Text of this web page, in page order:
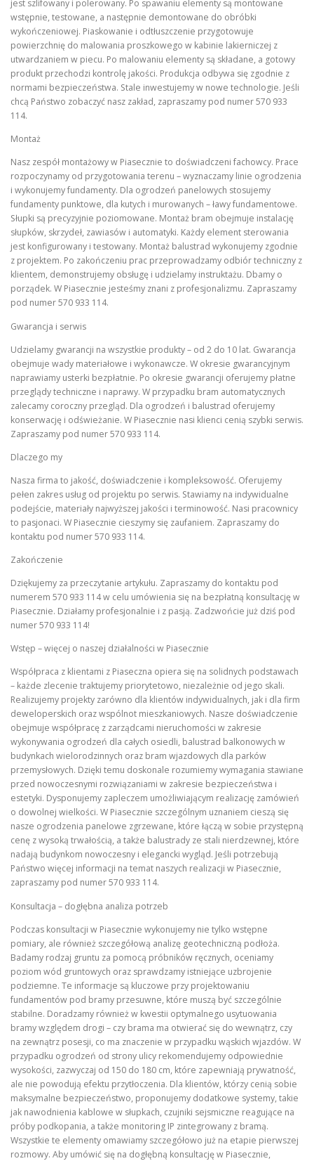
jest szlifowany i polerowany. Po spawaniu elementy są montowane
wstępnie, testowane, a następnie demontowane do obróbki
wykończeniowej. Piaskowanie i odtłuszczenie przygotowuje
powierzchnię do malowania proszkowego w kabinie lakierniczej z
utwardzaniem w piecu. Po malowaniu elementy są składane, a gotowy
produkt przechodzi kontrolę jakości. Produkcja odbywa się zgodnie z
normami bezpieczeństwa. Stale inwestujemy w nowe technologie. Jeśli
chcą Państwo zobaczyć nasz zakład, zapraszamy pod numer 570 933
114.
Montaż
Nasz zespół montażowy w Piasecznie to doświadczeni fachowcy. Prace
rozpoczynamy od przygotowania terenu – wyznaczamy linie ogrodzenia
i wykonujemy fundamenty. Dla ogrodzeń panelowych stosujemy
fundamenty punktowe, dla kutych i murowanych – ławy fundamentowe.
Słupki są precyzyjnie poziomowane. Montaż bram obejmuje instalację
słupków, skrzydeł, zawiasów i automatyki. Każdy element sterowania
jest konfigurowany i testowany. Montaż balustrad wykonujemy zgodnie
z projektem. Po zakończeniu prac przeprowadzamy odbiór techniczny z
klientem, demonstrujemy obsługę i udzielamy instruktażu. Dbamy o
porządek. W Piasecznie jesteśmy znani z profesjonalizmu. Zapraszamy
pod numer 570 933 114.
Gwarancja i serwis
Udzielamy gwarancji na wszystkie produkty – od 2 do 10 lat. Gwarancja
obejmuje wady materiałowe i wykonawcze. W okresie gwarancyjnym
naprawiamy usterki bezpłatnie. Po okresie gwarancji oferujemy płatne
przeglądy techniczne i naprawy. W przypadku bram automatycznych
zalecamy coroczny przegląd. Dla ogrodzeń i balustrad oferujemy
konserwację i odświeżanie. W Piasecznie nasi klienci cenią szybki serwis.
Zapraszamy pod numer 570 933 114.
Dlaczego my
Nasza firma to jakość, doświadczenie i kompleksowość. Oferujemy
pełen zakres usług od projektu po serwis. Stawiamy na indywidualne
podejście, materiały najwyższej jakości i terminowość. Nasi pracownicy
to pasjonaci. W Piasecznie cieszymy się zaufaniem. Zapraszamy do
kontaktu pod numer 570 933 114.
Zakończenie
Dziękujemy za przeczytanie artykułu. Zapraszamy do kontaktu pod
numerem 570 933 114 w celu umówienia się na bezpłatną konsultację w
Piasecznie. Działamy profesjonalnie i z pasją. Zadzwońcie już dziś pod
numer 570 933 114!
Wstęp – więcej o naszej działalności w Piasecznie
Współpraca z klientami z Piaseczna opiera się na solidnych podstawach
– każde zlecenie traktujemy priorytetowo, niezależnie od jego skali.
Realizujemy projekty zarówno dla klientów indywidualnych, jak i dla firm
deweloperskich oraz wspólnot mieszkaniowych. Nasze doświadczenie
obejmuje współpracę z zarządcami nieruchomości w zakresie
wykonywania ogrodzeń dla całych osiedli, balustrad balkonowych w
budynkach wielorodzinnych oraz bram wjazdowych dla parków
przemysłowych. Dzięki temu doskonale rozumiemy wymagania stawiane
przed nowoczesnymi rozwiązaniami w zakresie bezpieczeństwa i
estetyki. Dysponujemy zapleczem umożliwiającym realizację zamówień
o dowolnej wielkości. W Piasecznie szczególnym uznaniem cieszą się
nasze ogrodzenia panelowe zgrzewane, które łączą w sobie przystępną
cenę z wysoką trwałością, a także balustrady ze stali nierdzewnej, które
nadają budynkom nowoczesny i elegancki wygląd. Jeśli potrzebują
Państwo więcej informacji na temat naszych realizacji w Piasecznie,
zapraszamy pod numer 570 933 114.
Konsultacja – dogłębna analiza potrzeb
Podczas konsultacji w Piasecznie wykonujemy nie tylko wstępne
pomiary, ale również szczegółową analizę geotechniczną podłoża.
Badamy rodzaj gruntu za pomocą próbników ręcznych, oceniamy
poziom wód gruntowych oraz sprawdzamy istniejące uzbrojenie
podziemne. Te informacje są kluczowe przy projektowaniu
fundamentów pod bramy przesuwne, które muszą być szczególnie
stabilne. Doradzamy również w kwestii optymalnego usytuowania
bramy względem drogi – czy brama ma otwierać się do wewnątrz, czy
na zewnątrz posesji, co ma znaczenie w przypadku wąskich wjazdów. W
przypadku ogrodzeń od strony ulicy rekomendujemy odpowiednie
wysokości, zazwyczaj od 150 do 180 cm, które zapewniają prywatność,
ale nie powodują efektu przytłoczenia. Dla klientów, którzy cenią sobie
maksymalne bezpieczeństwo, proponujemy dodatkowe systemy, takie
jak nawodnienia kablowe w słupkach, czujniki sejsmiczne reagujące na
próby podkopania, a także monitoring IP zintegrowany z bramą.
Wszystkie te elementy omawiamy szczegółowo już na etapie pierwszej
rozmowy. Aby umówić się na dogłębną konsultację w Piasecznie,